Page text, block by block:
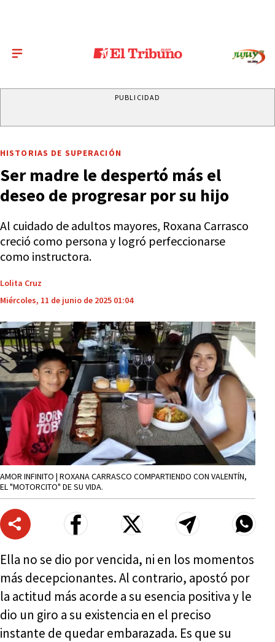
PUBLICIDAD
HISTORIAS DE SUPERACIÓN
Ser madre le despertó más el
deseo de progresar por su hijo
Al cuidado de adultos mayores, Roxana Carrasco
creció como persona y logró perfeccionarse
como instructora.
Lolita Cruz
Miércoles, 11 de junio de 2025 01:04
AMOR INFINITO | ROXANA CARRASCO COMPARTIENDO CON VALENTÍN,
EL "MOTORCITO" DE SU VIDA.
Ella no se dio por vencida, ni en los momentos
más decepcionantes. Al contrario, apostó por
la actitud más acorde a su esencia positiva y le
dio un giro a su existencia en el preciso
instante de quedar embarazada. Es que su